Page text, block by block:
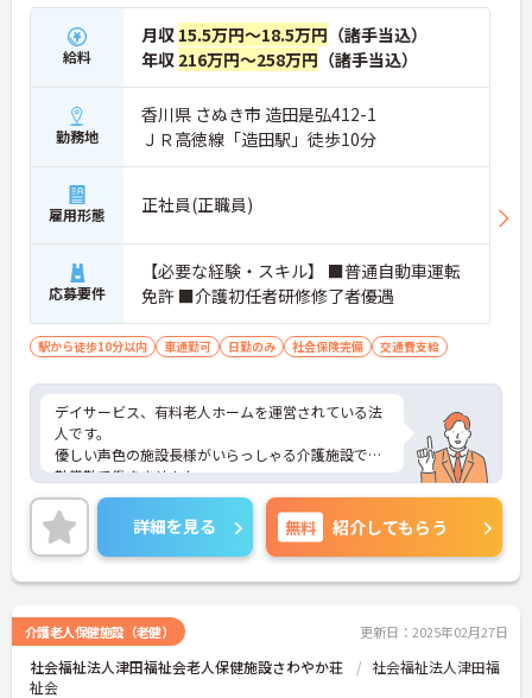
給料
月収 15.5万円～18.5万円 （諸手当込）
年収 216万円～258万円 （諸手当込）
勤務地
香川県 さぬき市 造田是弘412-1
ＪＲ高徳線「造田駅」徒歩10分
雇用形態 正社員(正職員)
応募要件
【必要な経験・スキル】 ■普通自動車運転
免許 ■介護初任者研修修了者優遇
駅から徒歩10分以内 車通勤可 日勤のみ 社会保険完備 交通費支給
デイサービス、有料老人ホームを運営されている法
人です。
優しい声色の施設長様がいらっしゃる介護施設で日
勤常勤で働きませんか。
ご興味のある方はお気軽に担当アドバイザーまでご
連絡下さい。詳細を見る 無料 紹介してもらう
介護老人保健施設（老健） 更新日：2025年02月27日
社会福祉法人津田福祉会老人保健施設さわやか荘
社会福祉法人津田福
祉会